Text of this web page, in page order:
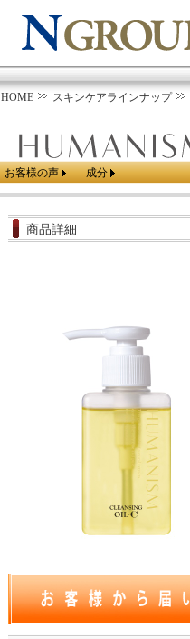
HOME スキンケアラインナップ
お客様の声 成分
商品詳細